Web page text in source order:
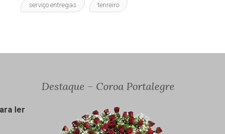
serviço entregas tenreiro
ler
Destaque – Coroa Portalegre